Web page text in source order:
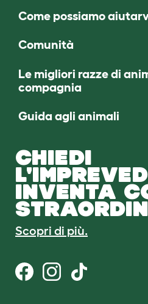
Come possiamo
Comunità
Le migliori razze di
compagnia
Guida agli animali
CHIEDI
INVENTA
Scopri di più.